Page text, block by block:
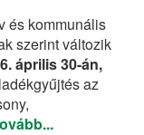
és kommunális
szerint változik
április 30-án,
az